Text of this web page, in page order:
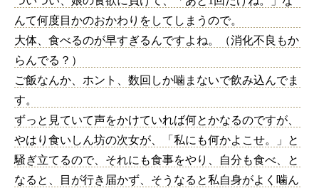
んて何度目かのおかわりをしてしまうので。
大体、食べるのが早すぎるんですよね。（消化不良もか
らんでる？）
ご飯なんか、ホント、数回しか噛まないで飲み込んでま
す。
ずっと見ていて声をかけていれば何とかなるのですが、
やはり食いしん坊の次女が、「私にも何かよこせ。」と
騒ぎ立てるので、それにも食事をやり、自分も食べ、と
なると、目が行き届かず、そうなると私自身がよく噛ん